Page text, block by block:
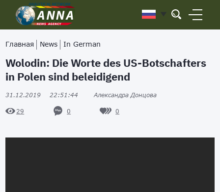
Главная News In German
Wolodin: Die Worte des US-Botschafters
in Polen sind beleidigend
31.12.2019 22:51:44 Александра Донцова
29 0 0